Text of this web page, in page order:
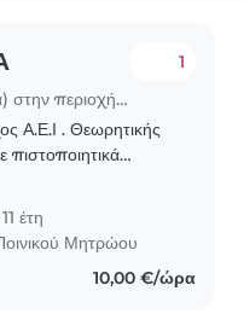
Nanny (νταντά) στην περιοχή Αγία Παρασκευή
1
πιστοποιητικά
έτη
Μητρώου
10,00 €/ώρα